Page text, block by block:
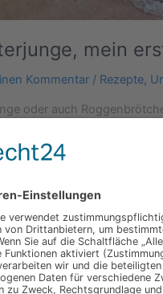
mein
Kommentar / Rezepte,
oder auch
einem Freund ein wenig
title=“Sauerteig“ /]
Da wir ein paar
title=“Brot“ /]
»